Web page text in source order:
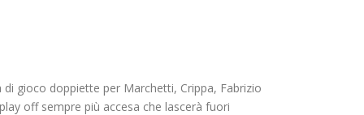
gioco doppiette per Marchetti, Crippa, Fabrizio
off sempre più accesa che lascerà fuori